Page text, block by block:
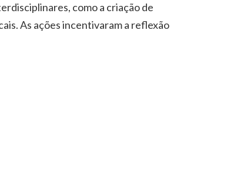
como a criação de
As ações incentivaram a reflexão